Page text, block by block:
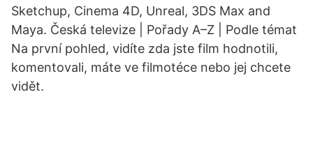
Sketchup, Cinema 4D, Unreal, 3DS Max and
Maya. Česká televize | Pořady A–Z | Podle témat
Na první pohled, vidíte zda jste film hodnotili,
komentovali, máte ve filmotéce nebo jej chcete
vidět.